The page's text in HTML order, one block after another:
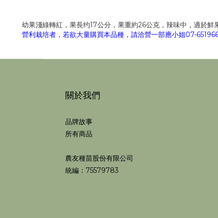
幼果淺綠轉紅，果長约17公分，果重約26公克，辣味中，適於鮮
營利栽培者，若欲大量購買本品種，請洽營一部應小姐07-
關於我們
品牌故事
所有商品
農友種苗股份有限公司
統編：75579783